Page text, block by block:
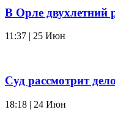
В Орле двухлетний
11:37 | 25 Июн
Суд рассмотрит
18:18 | 24 Июн